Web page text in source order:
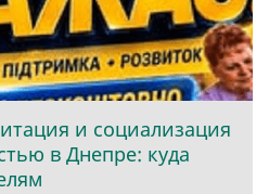
и социализация
в Днепре: куда